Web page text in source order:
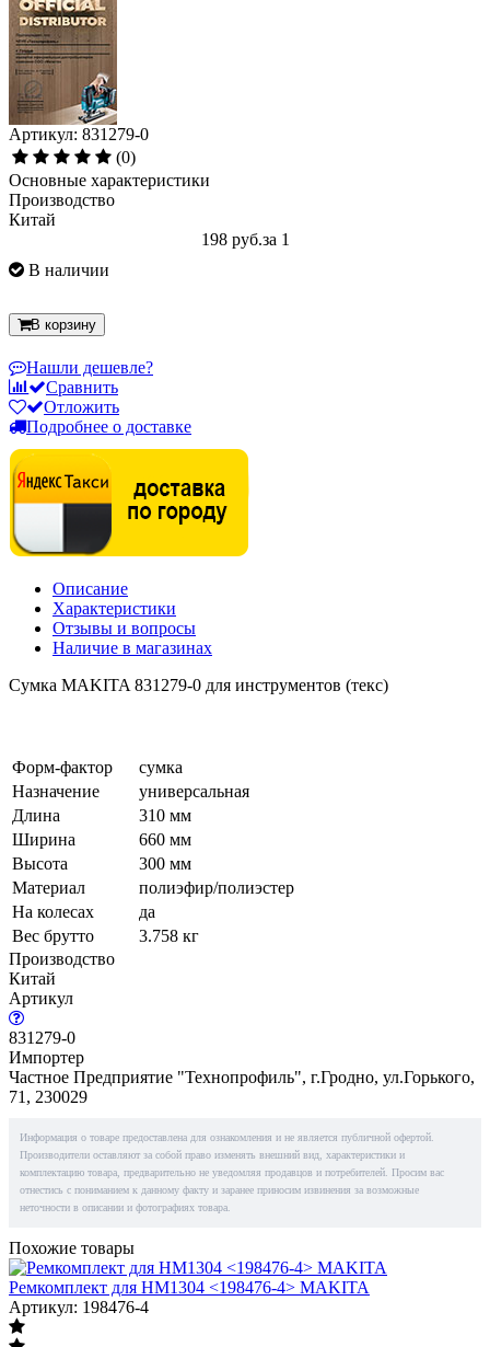
Артикул: 831279-0
(0)
Основные характеристики
Производство
Китай
198 руб.за 1
В наличии
В корзину
Нашли дешевле?
Сравнить
Отложить
Подробнее о доставке
Описание
Характеристики
Отзывы и вопросы
Наличие в магазинах
Сумка MAKITA 831279-0 для инструментов (текс)
Форм-фактор
сумка
Назначение
универсальная
Длина
310 мм
Ширина
660 мм
Высота
300 мм
Материал
полиэфир/полиэстер
На колесах
да
Вес брутто
3.758 кг
Производство
Китай
Артикул
831279-0
Импортер
Частное Предприятие "Технопрофиль", г.Гродно, ул.Горького,
71, 230029
Информация о товаре предоставлена для ознакомления и не является публичной офертой.
Производители оставляют за собой право изменять внешний вид, характеристики и
комплектацию товара, предварительно не уведомляя продавцов и потребителей. Просим вас
отнестись с пониманием к данному факту и заранее приносим извинения за возможные
неточности в описании и фотографиях товара.
Похожие товары
Ремкомплект для HM1304 <198476-4> MAKITA
Артикул: 198476-4